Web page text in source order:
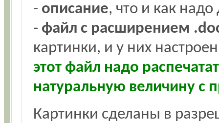
- описание, что и как надо
- файл с расширением
картинки, и у них
этот файл надо
натуральную величину
Картинки сделаны в